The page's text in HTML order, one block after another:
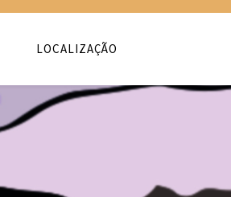
LOCALIZAÇÃO